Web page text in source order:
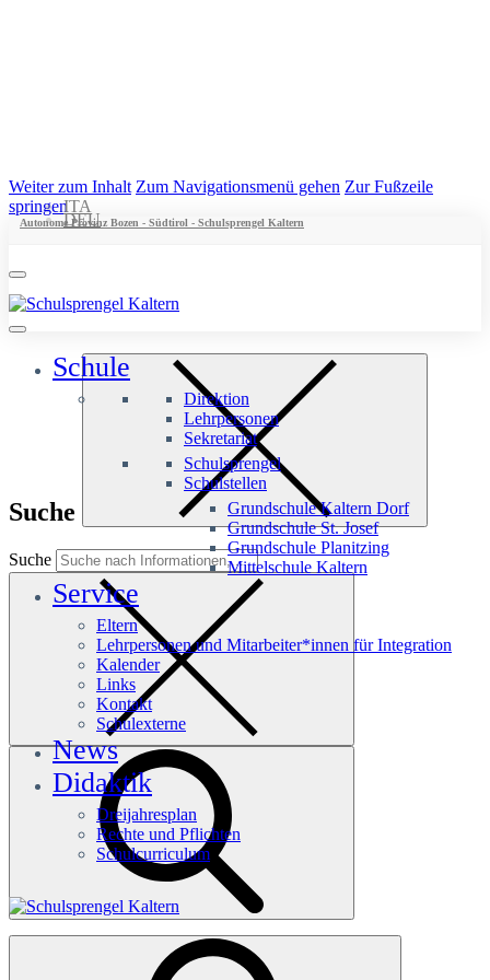
Weiter zum Inhalt Zum Navigationsmenü gehen Zur Fußzeile
springen
Autonome Provinz Bozen - Südtirol - Schulsprengel Kaltern
ITA
DEU
Schule
Direktion
Lehrpersonen
Sekretariat
Schulsprengel
Schulstellen
Grundschule Kaltern Dorf
Grundschule St. Josef
Grundschule Planitzing
Mittelschule Kaltern
Service
Eltern
Lehrpersonen und Mitarbeiter*innen für Integration
Kalender
Links
Kontakt
Schulexterne
News
Didaktik
Dreijahresplan
Rechte und Pflichten
Schulcurriculum
Suche
Suche
Häufige Suchanfragen